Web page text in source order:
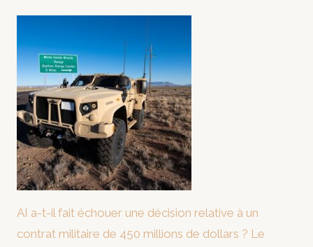
AI a-t-il fait échouer une décision relative à un
contrat militaire de 450 millions de dollars ? Le